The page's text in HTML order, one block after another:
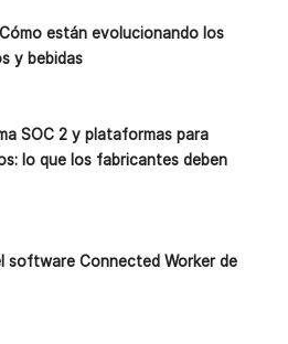
están evolucionando los
y bebidas
SOC 2 y plataformas para
lo que los fabricantes deben
software Connected Worker de